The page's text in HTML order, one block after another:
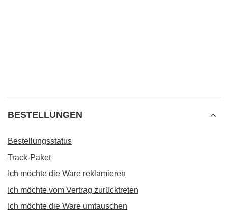
BESTELLUNGEN
Bestellungsstatus
Track-Paket
Ich möchte die Ware reklamieren
Ich möchte vom Vertrag zurücktreten
Ich möchte die Ware umtauschen